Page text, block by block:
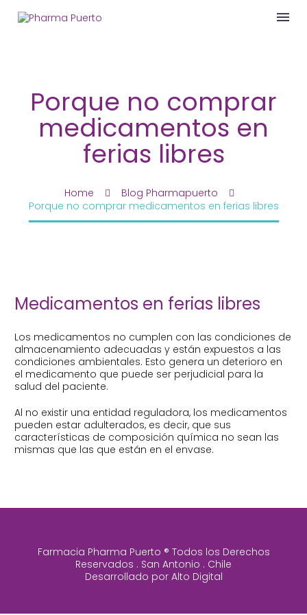
Porque no comprar
medicamentos en
ferias libres
Home
Blog Pharmapuerto
Porque no comprar medicamentos en ferias libres
Medicamentos en ferias libres
Los medicamentos no cumplen con las condiciones de
almacenamiento adecuadas y están expuestos a las
condiciones ambientales. Esto genera un deterioro en
el medicamento que puede ser perjudicial para la
salud del paciente.
Al no existir una entidad reguladora, los medicamentos
pueden estar adulterados, es decir, que sus
características de composición química no sean las
mismas que las que están en el envase.
Farmacia Pharma Puerto ® Todos los Derechos
Reservados . San Antonio . Chile
Desarrollado por Alto Digital